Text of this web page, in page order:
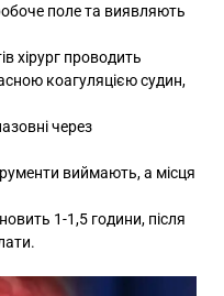
поле та виявляють
хірург проводить
коагуляцією судин,
через
виймають, а місця
1-1,5 години, після